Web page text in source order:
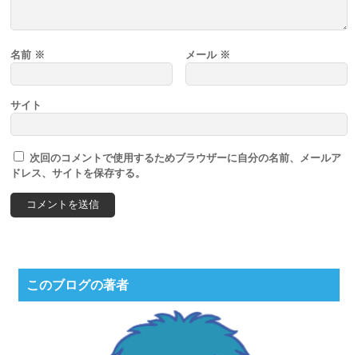
名前 ※ メール ※
サイト
次回のコメントで使用するためブラウザーに自分の名前、メールア
ドレス、サイトを保存する。
このブログの著者